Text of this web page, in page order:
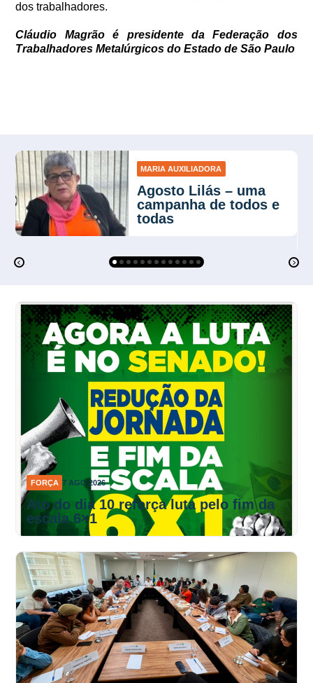
dos trabalhadores.
Cláudio Magrão é presidente da Federação dos
Trabalhadores Metalúrgicos do Estado de São Paulo
MARIA AUXILIADORA
Agosto Lilás – uma
campanha de todos e
todas
FORÇA 7 AGO 2026
Ato do dia 10 reforça luta pelo fim da
escala 6×1